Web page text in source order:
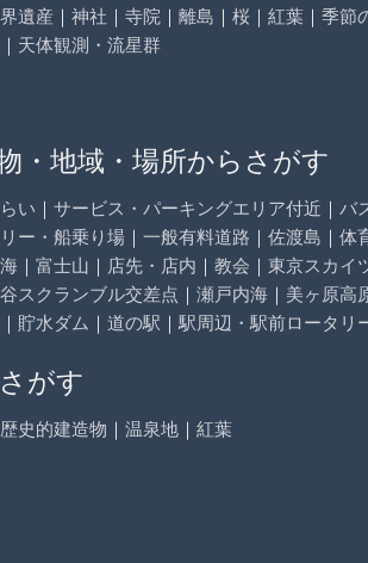
遺産 ｜ 神社 ｜ 寺院 ｜ 離島 ｜ 桜 ｜ 紅葉 ｜ 季節
｜ 天体観測・流星群
・地域・場所からさがす
い ｜ サービス・パーキングエリア付近 ｜ バ
ー・船乗り場 ｜ 一般有料道路 ｜ 佐渡島 ｜ 体
｜ 富士山 ｜ 店先・店内 ｜ 教会 ｜ 東京スカイ
スクランブル交差点 ｜ 瀬戸内海 ｜ 美ヶ原高
｜ 貯水ダム ｜ 道の駅 ｜ 駅周辺・駅前ロータリ
がす
歴史的建造物 ｜ 温泉地 ｜ 紅葉